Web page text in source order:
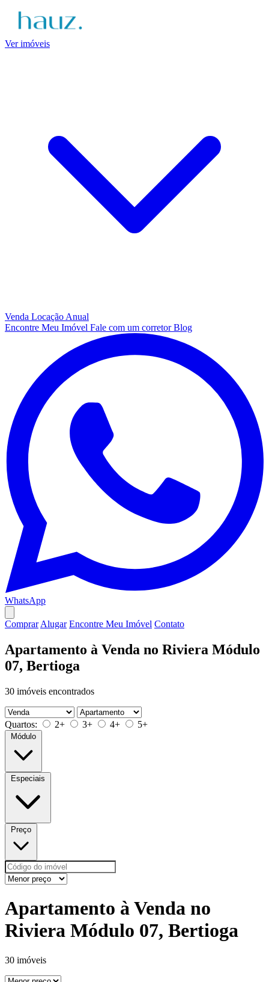
Ver imóveis
Venda Locação Anual
Encontre Meu Imóvel Fale com um corretorBlog
WhatsApp
Comprar Alugar Encontre Meu Imóvel Contato
Apartamento à Venda no Riviera Módulo
07, Bertioga
30 imóveis encontrados
Quartos: 2+ 3+ 4+ 5+
Módulo
Especiais
Preço
Apartamento à Venda no
Riviera Módulo 07, Bertioga
30 imóveis